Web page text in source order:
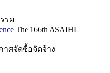
รม
The 166th ASAIHL
าศจัดซื้อจัดจ้าง